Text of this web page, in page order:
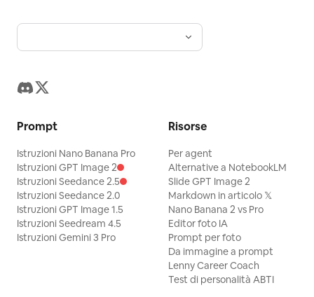
Prompt
Istruzioni Nano Banana Pro
Istruzioni GPT Image 2
Istruzioni Seedance 2.5
Istruzioni Seedance 2.0
Istruzioni GPT Image 1.5
Istruzioni Seedream 4.5
Istruzioni Gemini 3 Pro
Risorse
Per agent
Alternative a NotebookLM
Slide GPT Image 2
Markdown in articolo 𝕏
Nano Banana 2 vs Pro
Editor foto IA
Prompt per foto
Da immagine a prompt
Lenny Career Coach
Test di personalità ABTI